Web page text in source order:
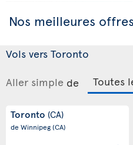
Nos meilleures
Vols vers Toronto
Aller simple de
Toronto (CA)
de Winnipeg(CA)